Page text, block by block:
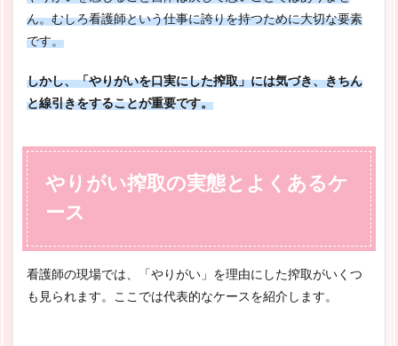
ん。むしろ看護師という仕事に誇りを持つために大切な要素
です。
しかし、「やりがいを口実にした搾取」には気づき、きちん
と線引きをすることが重要です。
やりがい搾取の実態とよくあるケ
ース
看護師の現場では、「やりがい」を理由にした搾取がいくつ
も見られます。ここでは代表的なケースを紹介します。